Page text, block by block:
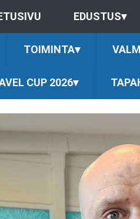
EDUSTUS▾
TOIMINTA▾
CUP 2026▾